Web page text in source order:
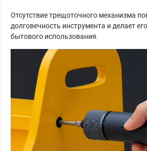
Отсутствие трещоточного механизма
долговечность инструмента и делает
бытового использования.